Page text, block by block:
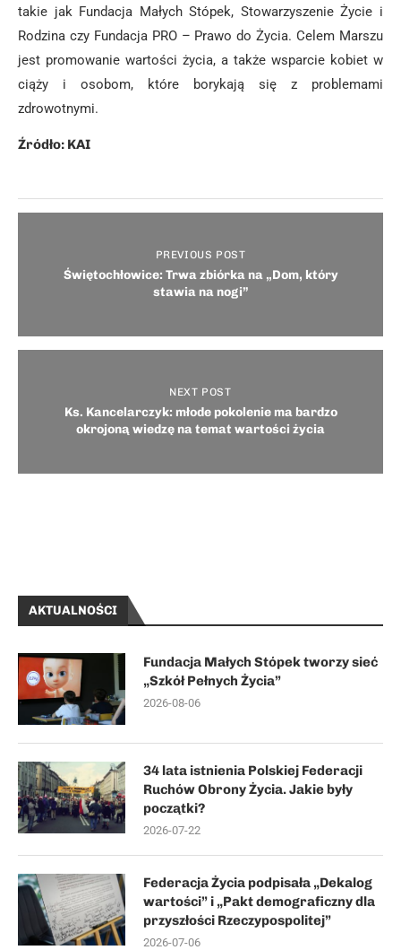
takie jak Fundacja Małych Stópek, Stowarzyszenie Życie i
Rodzina czy Fundacja PRO – Prawo do Życia. Celem Marszu
jest promowanie wartości życia, a także wsparcie kobiet w
ciąży i osobom, które borykają się z problemami
zdrowotnymi.
Źródło: KAI
PREVIOUS POST
Świętochłowice: Trwa zbiórka na „Dom, który
stawia na nogi”
NEXT POST
Ks. Kancelarczyk: młode pokolenie ma bardzo
okrojoną wiedzę na temat wartości życia
AKTUALNOŚCI
Fundacja Małych Stópek tworzy sieć
„Szkół Pełnych Życia”
2026-08-06
34 lata istnienia Polskiej Federacji
Ruchów Obrony Życia. Jakie były
początki?
2026-07-22
Federacja Życia podpisała „Dekalog
wartości” i „Pakt demograficzny dla
przyszłości Rzeczypospolitej”
2026-07-06